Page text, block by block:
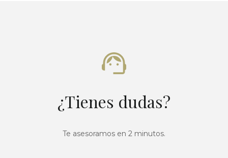
¿Tienes dudas?
Te asesoramos en 2 minutos.